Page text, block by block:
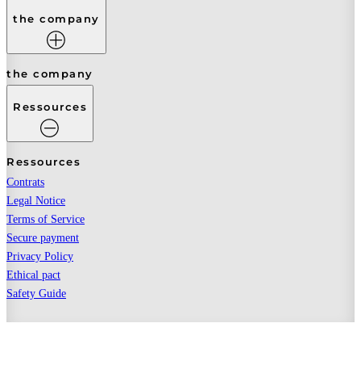
the company
the company
Ressources
Ressources
Contrats
Legal Notice
Terms of Service
Secure payment
Privacy Policy
Ethical pact
Safety Guide